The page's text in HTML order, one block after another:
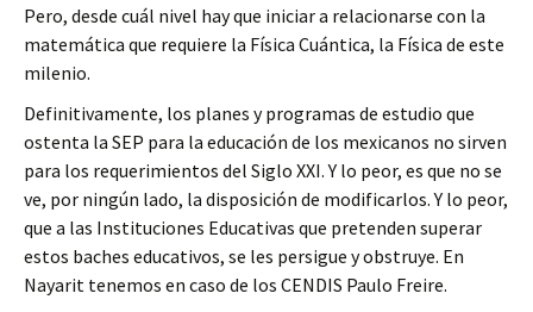
Pero, desde cuál nivel hay que iniciar a relacionarse con la
matemática que requiere la Física Cuántica, la Física de este
milenio.
Definitivamente, los planes y programas de estudio que
ostenta la SEP para la educación de los mexicanos no sirven
para los requerimientos del Siglo XXI. Y lo peor, es que no se
ve, por ningún lado, la disposición de modificarlos. Y lo peor,
que a las Instituciones Educativas que pretenden superar
estos baches educativos, se les persigue y obstruye. En
Nayarit tenemos en caso de los CENDIS Paulo Freire.